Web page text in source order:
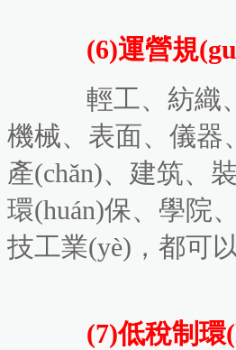
(6)運營規
輕工、紡織、
機械、表面、儀
產(chǎn)、建筑、
環(huán)保、學院
技工業(yè)，都可
(7)低稅制環